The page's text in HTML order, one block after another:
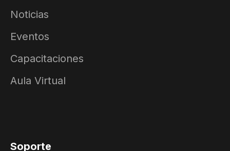
Noticias
Eventos
Capacitaciones
Aula Virtual
Soporte